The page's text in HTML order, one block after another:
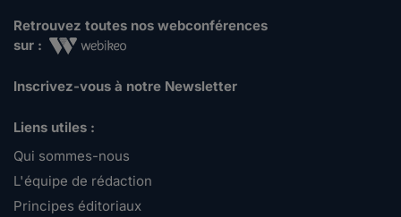
Retrouvez toutes nos webconférences
sur :
Inscrivez-vous à notre Newsletter
Liens utiles :
Qui sommes-nous
L'équipe de rédaction
Principes éditoriaux